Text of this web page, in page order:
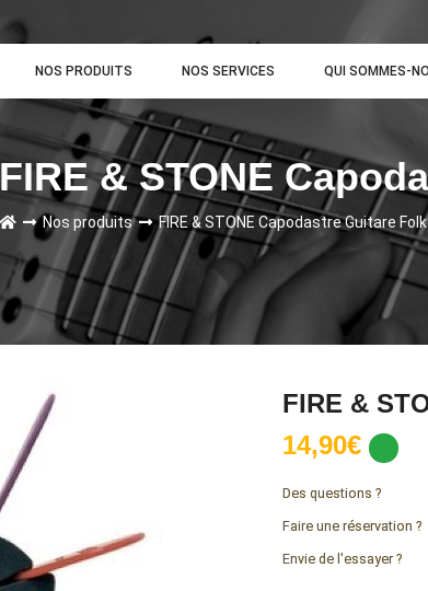
NOS PRODUITS NOS SERVICES QUI SOMMES-
FIRE & STONE
Nos produits FIRE & STONE Capodastre Guitare Folk
FIRE &
14,90€
Des questions ?
Faire une réservation ?
Envie de l'essayer ?